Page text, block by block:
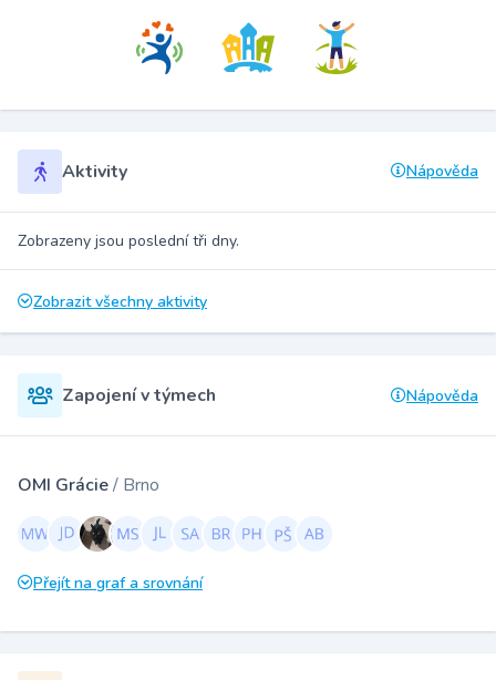
Aktivity Nápověda
Zobrazeny jsou poslední tři dny.
Zobrazit všechny aktivity
Zapojení v týmech Nápověda
OMI Grácie/ Brno
Přejít na graf a srovnání